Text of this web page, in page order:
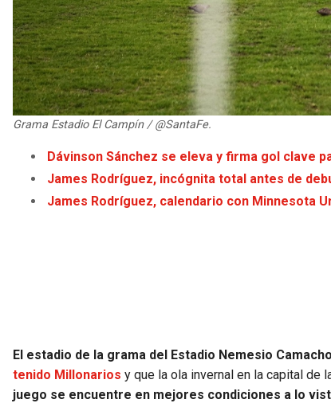
Grama Estadio El Campín / @SantaFe.
Dávinson Sánchez se eleva y firma gol clave
James Rodríguez, incógnita total antes de
James Rodríguez, calendario con Minnesota
El estadio de la grama del Estadio Nemesio
tenido Millonarios y que la ola invernal en la capital de
juego se encuentre en mejores condiciones a lo